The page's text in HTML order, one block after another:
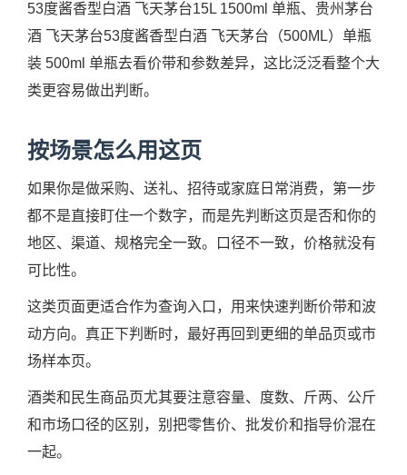
53度酱香型白酒 飞天茅台15L 1500ml 单瓶、贵州茅台
酒 飞天茅台53度酱香型白酒 飞天茅台（500ML）单瓶
装 500ml 单瓶去看价带和参数差异，这比泛泛看整个大
类更容易做出判断。
按场景怎么用这页
如果你是做采购、送礼、招待或家庭日常消费，第一步
都不是直接盯住一个数字，而是先判断这页是否和你的
地区、渠道、规格完全一致。口径不一致，价格就没有
可比性。
这类页面更适合作为查询入口，用来快速判断价带和波
动方向。真正下判断时，最好再回到更细的单品页或市
场样本页。
酒类和民生商品页尤其要注意容量、度数、斤两、公斤
和市场口径的区别，别把零售价、批发价和指导价混在
一起。